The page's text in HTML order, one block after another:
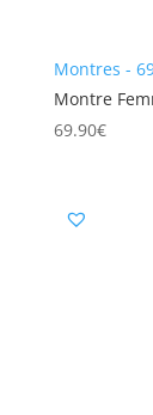
Montres -
Montre
69.90€